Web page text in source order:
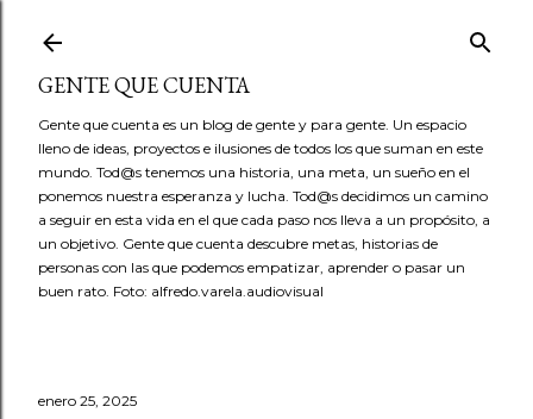
GENTE QUE CUENTA
Gente que cuenta es un blog de gente y para gente. Un espacio
lleno de ideas, proyectos e ilusiones de todos los que suman en este
mundo. Tod@s tenemos una historia, una meta, un sueño en el
ponemos nuestra esperanza y lucha. Tod@s decidimos un camino
a seguir en esta vida en el que cada paso nos lleva a un propósito, a
un objetivo. Gente que cuenta descubre metas, historias de
personas con las que podemos empatizar, aprender o pasar un
buen rato. Foto: alfredo.varela.audiovisual
enero 25, 2025